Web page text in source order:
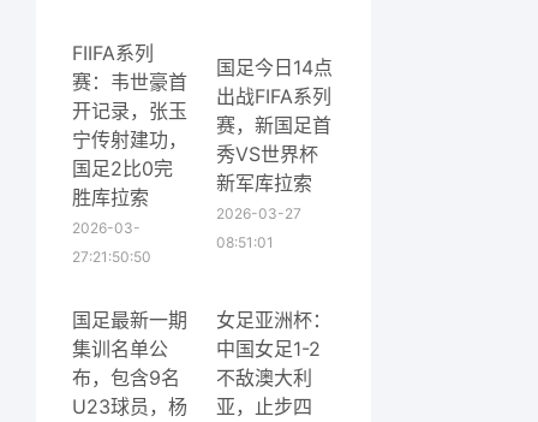
FIIFA系列
赛：韦世豪首
开记录，张玉
宁传射建功，
国足2比0完
胜库拉索
2026-03-
27:21:50:50
国足今日14点
出战FIFA系列
赛，新国足首
秀VS世界杯
新军库拉索
2026-03-27
08:51:01
国足最新一期
集训名单公
布，包含9名
U23球员，杨
女足亚洲杯：
中国女足1-2
不敌澳大利
亚，止步四